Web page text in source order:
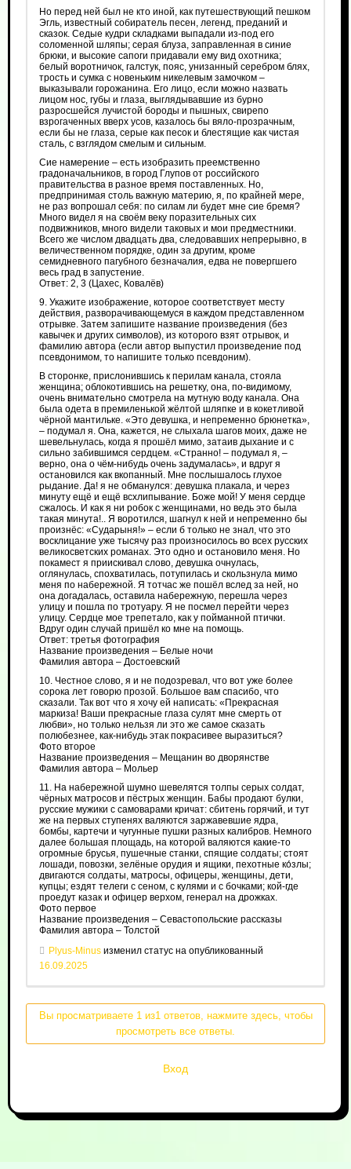
Но перед ней был не кто иной, как путешествующий пешком
Эгль, известный собиратель песен, легенд, преданий и
сказок. Седые кудри складками выпадали из-под его
соломенной шляпы; серая блуза, заправленная в синие
брюки, и высокие сапоги придавали ему вид охотника;
белый воротничок, галстук, пояс, унизанный серебром блях,
трость и сумка с новеньким никелевым замочком –
выказывали горожанина. Его лицо, если можно назвать
лицом нос, губы и глаза, выглядывавшие из бурно
разросшейся лучистой бороды и пышных, свирепо
взрогаченных вверх усов, казалось бы вяло-прозрачным,
если бы не глаза, серые как песок и блестящие как чистая
сталь, с взглядом смелым и сильным.
Сие намерение – есть изобразить преемственно
градоначальников, в город Глупов от российского
правительства в разное время поставленных. Но,
предпринимая столь важную материю, я, по крайней мере,
не раз вопрошал себя: по силам ли будет мне сие бремя?
Много видел я на своём веку поразительных сих
подвижников, много видели таковых и мои предместники.
Всего же числом двадцать два, следовавших непрерывно, в
величественном порядке, один за другим, кроме
семидневного пагубного безначалия, едва не повергшего
весь град в запустение.
Ответ: 2, 3 (Цахес, Ковалёв)
9. Укажите изображение, которое соответствует месту
действия, разворачивающемуся в каждом представленном
отрывке. Затем запишите название произведения (без
кавычек и других символов), из которого взят отрывок, и
фамилию автора (если автор выпустил произведение под
псевдонимом, то напишите только псевдоним).
В сторонке, прислонившись к перилам канала, стояла
женщина; облокотившись на решетку, она, по‑видимому,
очень внимательно смотрела на мутную воду канала. Она
была одета в премиленькой жёлтой шляпке и в кокетливой
чёрной мантильке. «Это девушка, и непременно брюнетка»,
– подумал я. Она, кажется, не слыхала шагов моих, даже не
шевельнулась, когда я прошёл мимо, затаив дыхание и с
сильно забившимся сердцем. «Странно! – подумал я, –
верно, она о чём‑нибудь очень задумалась», и вдруг я
остановился как вкопанный. Мне послышалось глухое
рыдание. Да! я не обманулся: девушка плакала, и через
минуту ещё и ещё всхлипывание. Боже мой! У меня сердце
сжалось. И как я ни робок с женщинами, но ведь это была
такая минута!.. Я воротился, шагнул к ней и непременно бы
произнёс: «Сударыня!» – если б только не знал, что это
восклицание уже тысячу раз произносилось во всех русских
великосветских романах. Это одно и остановило меня. Но
покамест я приискивал слово, девушка очнулась,
оглянулась, спохватилась, потупилась и скользнула мимо
меня по набережной. Я тотчас же пошёл вслед за ней, но
она догадалась, оставила набережную, перешла через
улицу и пошла по тротуару. Я не посмел перейти через
улицу. Сердце мое трепетало, как у пойманной птички.
Вдруг один случай пришёл ко мне на помощь.
Ответ: третья фотография
Название произведения – Белые ночи
Фамилия автора – Достоевский
10. Честное слово, я и не подозревал, что вот уже более
сорока лет говорю прозой. Большое вам спасибо, что
сказали. Так вот что я хочу ей написать: «Прекрасная
маркиза! Ваши прекрасные глаза сулят мне смерть от
любви», но только нельзя ли это же самое сказать
полюбезнее, как-нибудь этак покрасивее выразиться?
Фото второе
Название произведения – Мещанин во дворянстве
Фамилия автора – Мольер
11. На набережной шумно шевелятся толпы серых солдат,
чёрных матросов и пёстрых женщин. Бабы продают булки,
русские мужики с самоварами кричат: сбитень горячий, и тут
же на первых ступенях валяются заржавевшие ядра,
бомбы, картечи и чугунные пушки разных калибров. Немного
далее большая площадь, на которой валяются какие-то
огромные брусья, пушечные станки, спящие солдаты; стоят
лошади, повозки, зелёные орудия и ящики, пехотные ко́злы;
двигаются солдаты, матросы, офицеры, женщины, дети,
купцы; ездят телеги с сеном, с кулями и с бочками; кой‑где
проедут казак и офицер верхом, генерал на дрожках.
Фото первое
Название произведения – Севастопольские рассказы
Фамилия автора – Толстой
Plyus-Minusизменил статус на опубликованный
16.09.2025
Вы просматриваете 1 из1 ответов, нажмите здесь, чтобы
просмотреть все ответы.
Вход